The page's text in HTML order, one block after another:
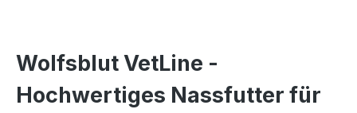
Wolfsblut VetLine -
Hochwertiges Nassfutter für